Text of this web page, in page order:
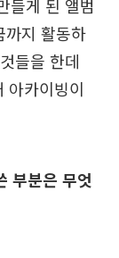
들게 된 앨범
까지 활동하
들을 한데
아카이빙이
부분은 무엇